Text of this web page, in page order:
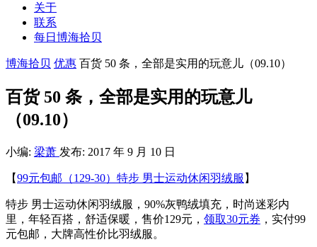
关于
联系
每日博海拾贝
博海拾贝 优惠 百货 50 条，全部是实用的玩意儿（09.10）
百货 50 条，全部是实用的玩意儿
（09.10）
小编: 梁萧 发布: 2017 年 9 月 10 日
【99元包邮（129-30）特步 男士运动休闲羽绒服 】
特步 男士运动休闲羽绒服，90%灰鸭绒填充，时尚迷彩内
里，年轻百搭，舒适保暖，售价129元， 领取30元券 ，实付99
元包邮，大牌高性价比羽绒服。